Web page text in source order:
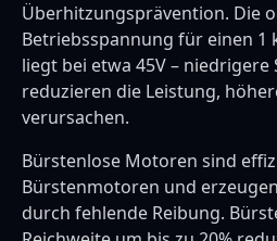
Überhitzungsprävention. Die
Betriebsspannung für einen 1
liegt bei etwa 45V – niedrigere
reduzieren die Leistung,
verursachen.
Bürstenlose Motoren sind
Bürstenmotoren und
durch fehlende Reibung.